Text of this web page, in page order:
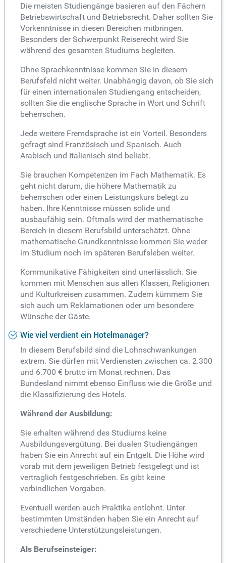
Die meisten Studiengänge basieren auf den Fächern
Betriebswirtschaft und Betriebsrecht. Daher sollten Sie
Vorkenntnisse in diesen Bereichen mitbringen.
Besonders der Schwerpunkt Reiserecht wird Sie
während des gesamten Studiums begleiten.
Ohne Sprachkenntnisse kommen Sie in diesem
Berufsfeld nicht weiter. Unabhängig davon, ob Sie sich
für einen internationalen Studiengang entscheiden,
sollten Sie die englische Sprache in Wort und Schrift
beherrschen.
Jede weitere Fremdsprache ist ein Vorteil. Besonders
gefragt sind Französisch und Spanisch. Auch
Arabisch und Italienisch sind beliebt.
Sie brauchen Kompetenzen im Fach Mathematik. Es
geht nicht darum, die höhere Mathematik zu
beherrschen oder einen Leistungskurs belegt zu
haben. Ihre Kenntnisse müssen solide und
ausbaufähig sein. Oftmals wird der mathematische
Bereich in diesem Berufsbild unterschätzt. Ohne
mathematische Grundkenntnisse kommen Sie weder
im Studium noch im späteren Berufsleben weiter.
Kommunikative Fähigkeiten sind unerlässlich. Sie
kommen mit Menschen aus allen Klassen, Religionen
und Kulturkreisen zusammen. Zudem kümmern Sie
sich auch um Reklamationen oder um besondere
Wünsche der Gäste.
Wie viel verdient ein Hotelmanager?
In diesem Berufsbild sind die Lohnschwankungen
extrem. Sie dürfen mit Verdiensten zwischen ca. 2.300
und 6.700 € brutto im Monat rechnen. Das
Bundesland nimmt ebenso Einfluss wie die Größe und
die Klassifizierung des Hotels.
Während der Ausbildung:
Sie erhalten während des Studiums keine
Ausbildungsvergütung. Bei dualen Studiengängen
haben Sie ein Anrecht auf ein Entgelt. Die Höhe wird
vorab mit dem jeweiligen Betrieb festgelegt und ist
vertraglich festgeschrieben. Es gibt keine
verbindlichen Vorgaben.
Eventuell werden auch Praktika entlohnt. Unter
bestimmten Umständen haben Sie ein Anrecht auf
verschiedene Unterstützungsleistungen.
Als Berufseinsteiger: